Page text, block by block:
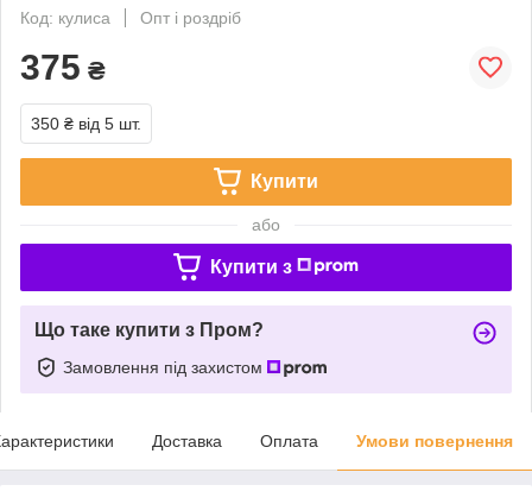
Код: кулиса
Опт і роздріб
375 ₴
350 ₴ від 5 шт.
Купити
або
Купити з
Що таке купити з Пром?
Замовлення під захистом
Доставка Оплата Умови повернення